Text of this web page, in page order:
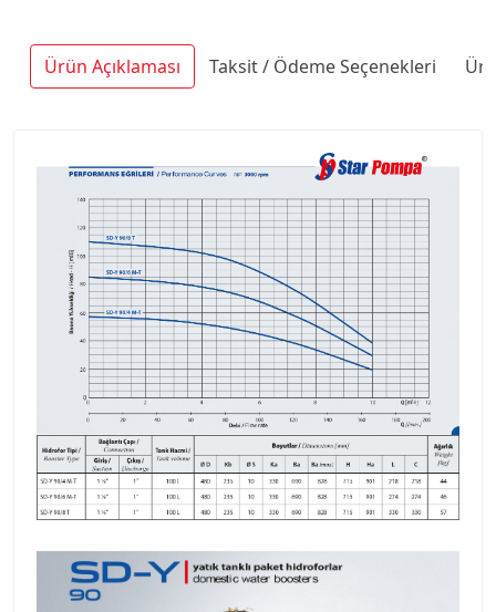
Ürün Açıklaması Taksit / Ödeme Seçenekleri